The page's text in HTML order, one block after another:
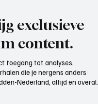
exclusieve
content.
toegang tot analyses,
die je nergens anders
Nederland, altijd en overal.